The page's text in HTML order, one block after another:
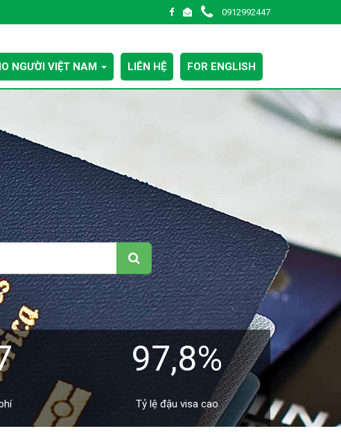
0912992447
NGƯỜI VIỆT NAM LIÊN HỆ FOR ENGLISH
97,8%
Tỷ lệ đậu visa cao